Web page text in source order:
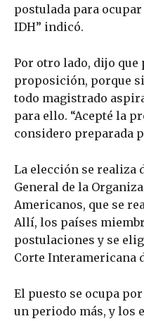
postulada para
IDH” indicó.
Por otro lado, dijo que
proposición, porque
todo magistrado
para ello. “Acepté la
considero preparada
La elección se realiza
General de la
Americanos, que se
Allí, los países
postulaciones y se
Corte Interamericana
El puesto se ocupa
un periodo más, y los